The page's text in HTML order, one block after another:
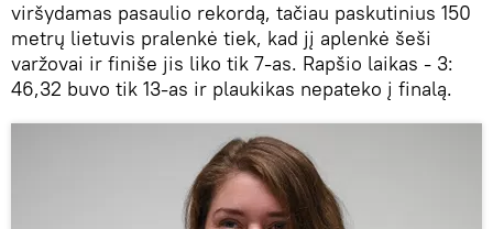
viršydamas pasaulio rekordą, tačiau paskutinius 150
metrų lietuvis pralenkė tiek, kad jį aplenkė šeši
varžovai ir finiše jis liko tik 7-as. Rapšio laikas - 3:
46,32 buvo tik 13-as ir plaukikas nepateko į finalą.